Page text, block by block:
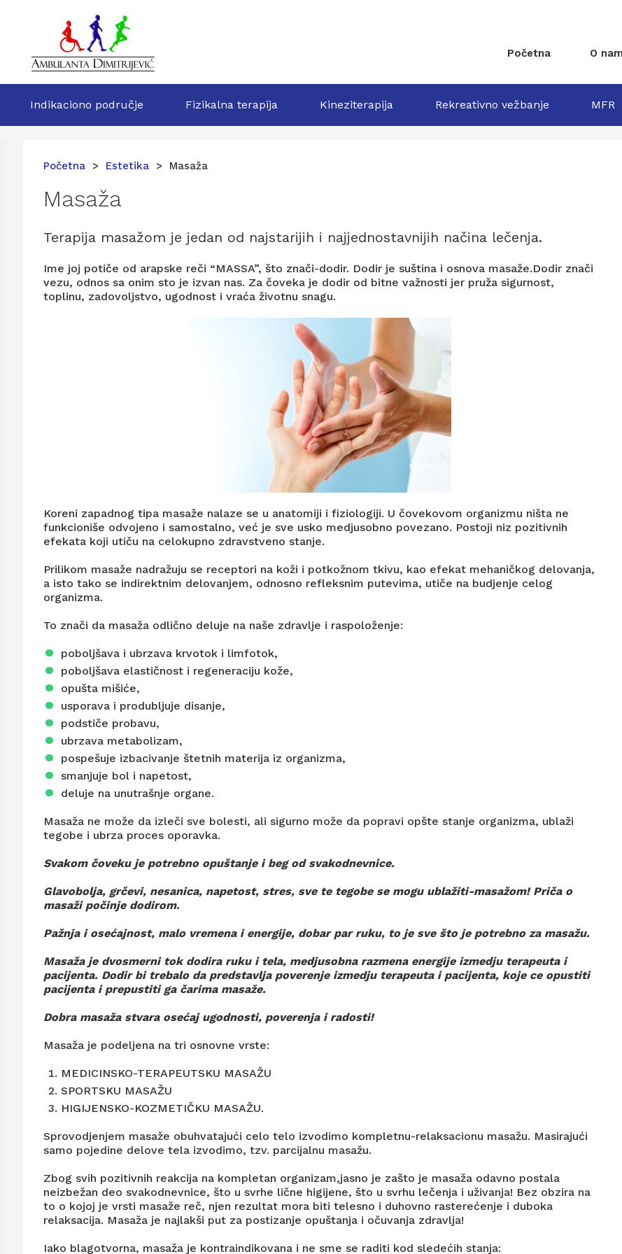
Početna O
Indikaciono područje Fizikalna terapija Kineziterapija Rekreativno vežbanje MFR
Početna > Estetika > Masaža
Masaža
Terapija masažom je jedan od najstarijih i najjednostavnijih načina lečenja.
Ime joj potiče od arapske reči “MASSA”, što znači-dodir. Dodir je suština i osnova masaže.Dodir znači
vezu, odnos sa onim sto je izvan nas. Za čoveka je dodir od bitne važnosti jer pruža sigurnost,
toplinu, zadovoljstvo, ugodnost i vraća životnu snagu.
Koreni zapadnog tipa masaže nalaze se u anatomiji i fiziologiji. U čovekovom organizmu ništa ne
funkcioniše odvojeno i samostalno, već je sve usko medjusobno povezano. Postoji niz pozitivnih
efekata koji utiču na celokupno zdravstveno stanje.
Prilikom masaže nadražuju se receptori na koži i potkožnom tkivu, kao efekat mehaničkog delovanja,
a isto tako se indirektnim delovanjem, odnosno refleksnim putevima, utiče na budjenje celog
organizma.
To znači da masaža odlično deluje na naše zdravlje i raspoloženje:
poboljšava i ubrzava krvotok i limfotok,
poboljšava elastičnost i regeneraciju kože,
opušta mišiće,
usporava i produbljuje disanje,
podstiče probavu,
ubrzava metabolizam,
pospešuje izbacivanje štetnih materija iz organizma,
smanjuje bol i napetost,
deluje na unutrašnje organe.
Masaža ne može da izleči sve bolesti, ali sigurno može da popravi opšte stanje organizma, ublaži
tegobe i ubrza proces oporavka.
Svakom čoveku je potrebno opuštanje i beg od svakodnevnice.
Glavobolja, grčevi, nesanica, napetost, stres, sve te tegobe se mogu ublažiti-masažom! Priča o
masaži počinje dodirom.
Pažnja i osećajnost, malo vremena i energije, dobar par ruku, to je sve što je potrebno za masažu.
Masaža je dvosmerni tok dodira ruku i tela, medjusobna razmena energije izmedju terapeuta i
pacijenta. Dodir bi trebalo da predstavlja poverenje izmedju terapeuta i pacijenta, koje ce opustiti
pacijenta i prepustiti ga čarima masaže.
Dobra masaža stvara osećaj ugodnosti, poverenja i radosti!
Masaža je podeljena na tri osnovne vrste:
MEDICINSKO-TERAPEUTSKU MASAŽU
SPORTSKU MASAŽU
HIGIJENSKO-KOZMETIČKU MASAŽU.
Sprovodjenjem masaže obuhvatajući celo telo izvodimo kompletnu-relaksacionu masažu. Masirajući
samo pojedine delove tela izvodimo, tzv. parcijalnu masažu.
Zbog svih pozitivnih reakcija na kompletan organizam,jasno je zašto je masaža odavno postala
neizbežan deo svakodnevnice, što u svrhe lične higijene, što u svrhu lečenja i uživanja! Bez obzira na
to o kojoj je vrsti masaže reč, njen rezultat mora biti telesno i duhovno rasterećenje i duboka
relaksacija. Masaža je najlakši put za postizanje opuštanja i očuvanja zdravlja!
Iako blagotvorna, masaža je kontraindikovana i ne sme se raditi kod sledećih stanja: